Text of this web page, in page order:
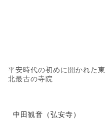
平安時代の初めに開かれた東
北最古の寺院
中田観音（弘安寺）